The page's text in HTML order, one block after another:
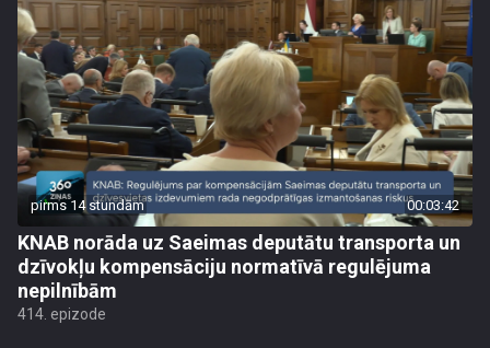
pirms 14 stundām 00:03:42
KNAB norāda uz Saeimas deputātu transporta un
dzīvokļu kompensāciju normatīvā regulējuma
nepilnībām
414. epizode